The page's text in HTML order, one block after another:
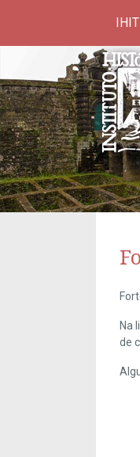
IHIT
Na
de